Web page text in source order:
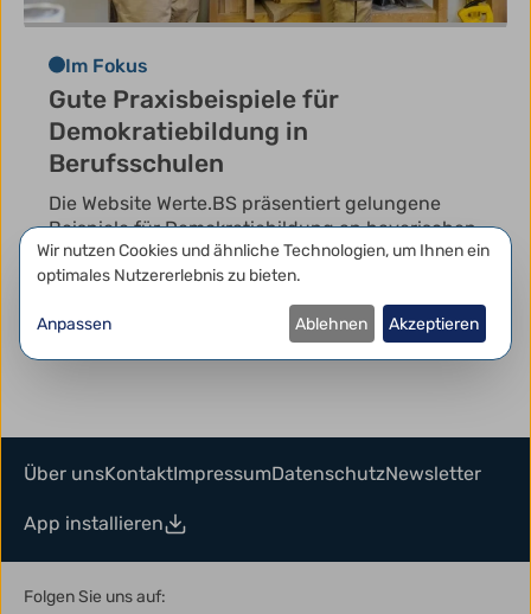
Im Fokus
Gute Praxisbeispiele für
Demokratiebildung in
Berufsschulen
Die Website Werte.BS präsentiert gelungene
Beispiele für Demokratiebildung an bayerischen
Berufs- und Berufsfachschulen.
Über unsKontaktImpressumDatenschutzNewsletter
App installieren
Folgen Sie uns auf:
Datenschutzeinstellungen
Wir nutzen Cookies und ähnliche Technologien, um Ihnen ein
optimales Nutzererlebnis zu bieten.
Anpassen Ablehnen Akzeptieren